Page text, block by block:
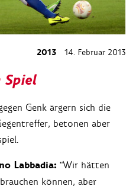
2013 14. Februar 2013
Spiel
Genk ärgern sich die
betonen aber
Labbadia: "Wir hätten
können, aber